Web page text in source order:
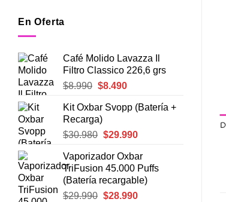
En Oferta
Café Molido Lavazza Il
Filtro Classico 226,6 grs
$8.990 El
original
era:
$8.990.
$8.490El
actual
$8.490.
Kit Oxbar Svopp (Batería +
Recarga)
$30.980 El
original
era:
$30.980.
$29.990El
actual
es:
$29.990.
Vaporizador Oxbar
TriFusion 45.000 Puffs
(Batería recargable)
$29.990 El
$28.990El